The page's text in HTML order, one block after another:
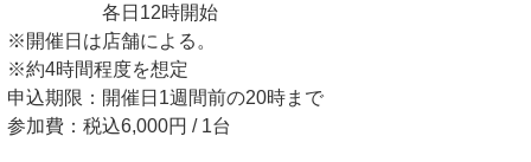
各日12時開始
※開催日は店舗による。
※約4時間程度を想定
申込期限：開催日1週間前の20時まで
参加費：税込6,000円 / 1台